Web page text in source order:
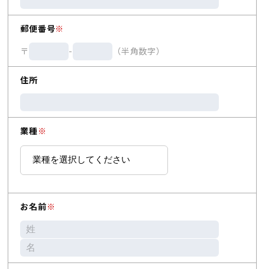
郵便番号※
〒
- （半角数字）
住所
業種 ※
お名前※